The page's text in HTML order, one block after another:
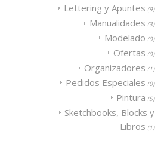
Lettering y Apuntes (9)
Manualidades (3)
Modelado (0)
Ofertas (0)
Organizadores (1)
Pedidos Especiales (0)
Pintura (5)
Sketchbooks, Blocks y
Libros (1)